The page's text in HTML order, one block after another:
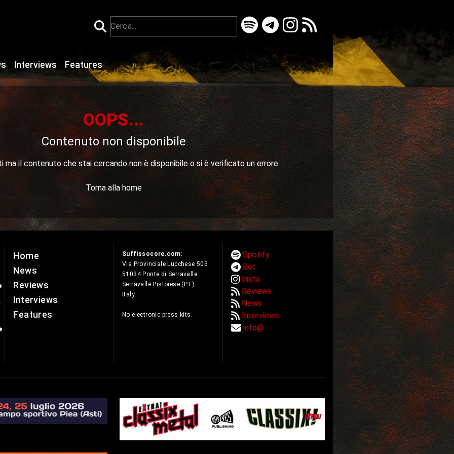
Interviews Features
OOPS...
Contenuto non disponibile
ma il contenuto che stai cercando non è disponibile o si è verificato un errore.
Torna alla home
Home
News
Reviews
Interviews
Features
Suffissocore.com:
Via Provinciale Lucchese 505
51034 Ponte di Serravalle
Serravalle Pistoiese (PT)
Italy
No electronic press kits.
Spotify
Bot
Insta
Reviews
News
Interviews
info@